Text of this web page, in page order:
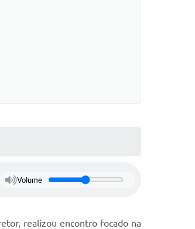
Volume
realizou encontro focado na